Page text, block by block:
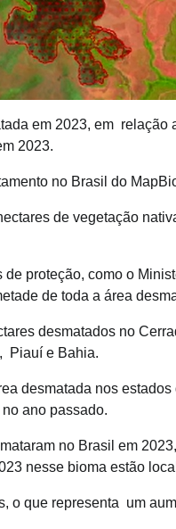
em 2023, em
2023.
no Brasil do
de vegetação
proteção, como o
de toda a área
desmatados no
Piauí e Bahia.
desmatada nos
ano passado.
no Brasil em
nesse bioma estão
o que representa um